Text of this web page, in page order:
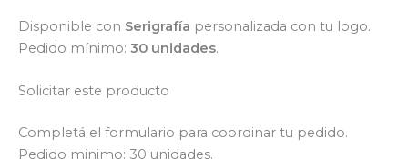
Disponible con Serigrafía personalizada con tu logo.
Pedido mínimo: 30 unidades.
Solicitar este producto
Completá el formulario para coordinar tu pedido.
Pedido minimo: 30 unidades.